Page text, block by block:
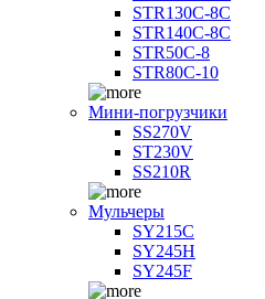
STR130C-8С
STR140C-8С
STR50C-8
STR80C-10
Мини-погрузчики
SS270V
ST230V
SS210R
Мульчеры
SY215C
SY245H
SY245F